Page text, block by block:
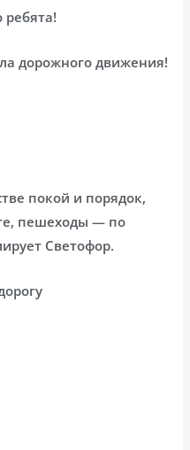
ребята!
дорожного движения!
покой и порядок,
пешеходы — по
Светофор.